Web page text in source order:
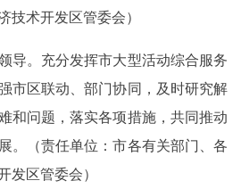
技术开发区管委会）
。充分发挥市大型活动综合服务
市区联动、部门协同，及时研究解
和问题，落实各项措施，共同推动
。（责任单位：市各有关部门、各
发区管委会）